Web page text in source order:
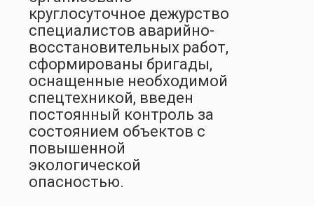
круглосуточное дежурство
специалистов аварийно-
восстановительных работ,
сформированы бригады,
оснащенные необходимой
спецтехникой, введен
постоянный контроль за
состоянием объектов с
повышенной
экологической
опасностью.